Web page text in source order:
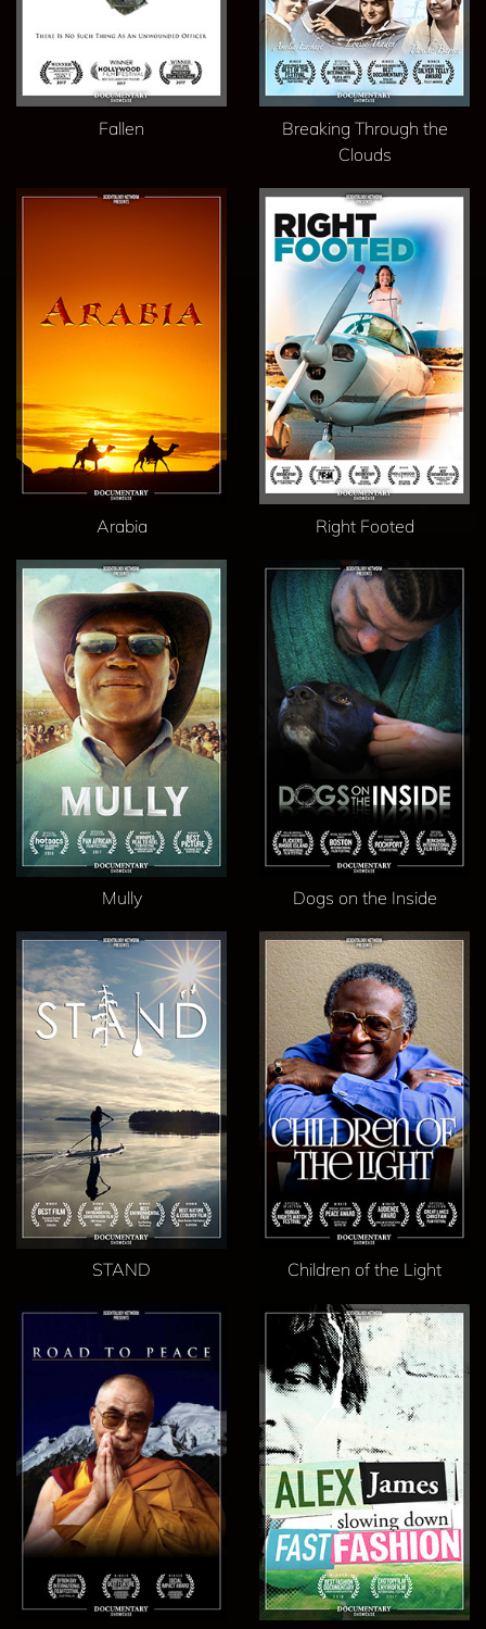
Fallen
Breaking Through the
Clouds
Arabia Right Footed
Mully Dogs on the Inside
STAND Children of the Light